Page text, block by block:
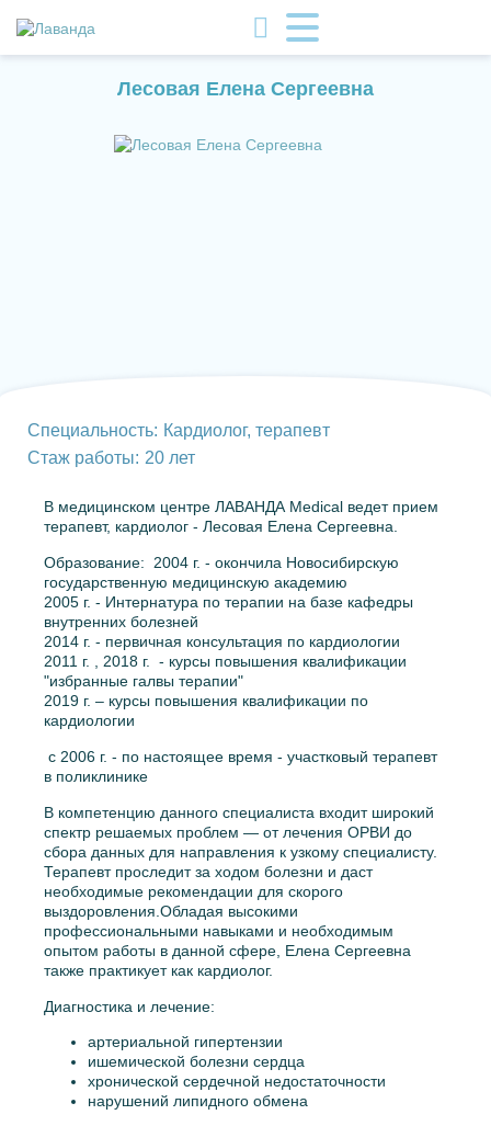
Лесовая Елена Сергеевна
Специальность: Кардиолог, терапевт
Стаж работы: 20 лет
В медицинском центре ЛАВАНДА Medical ведет прием
терапевт, кардиолог - Лесовая Елена Сергеевна.
Образование:
2004 г. - окончила Новосибирскую
государственную медицинскую академию
2005 г. - Интернатура по терапии на базе кафедры
внутренних болезней
2014 г. - первичная консультация по кардиологии
2011 г. , 2018 г. - курсы повышения квалификации
"избранные галвы терапии"
2019 г. – курсы повышения квалификации по
кардиологии
с 2006 г. - по настоящее время - участковый терапевт
в поликлинике
В компетенцию данного специалиста входит широкий
спектр решаемых проблем — от лечения ОРВИ до
сбора данных для направления к узкому специалисту.
Терапевт проследит за ходом болезни и даст
необходимые рекомендации для скорого
выздоровления.Обладая высокими
профессиональными навыками и необходимым
опытом работы в данной сфере, Елена Сергеевна
также практикует как кардиолог.
Диагностика и лечение:
артериальной гипертензии
ишемической болезни сердца
хронической сердечной недостаточности
нарушений липидного обмена